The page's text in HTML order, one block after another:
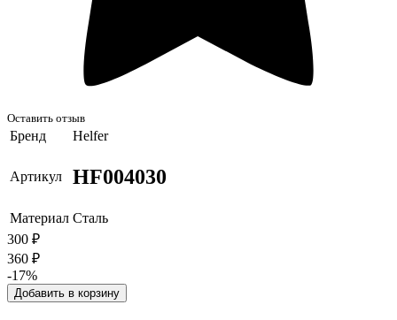
Оставить отзыв
Бренд Helfer
Артикул HF004030
Материал Сталь
300 ₽
360 ₽
-17%
Добавить в корзину